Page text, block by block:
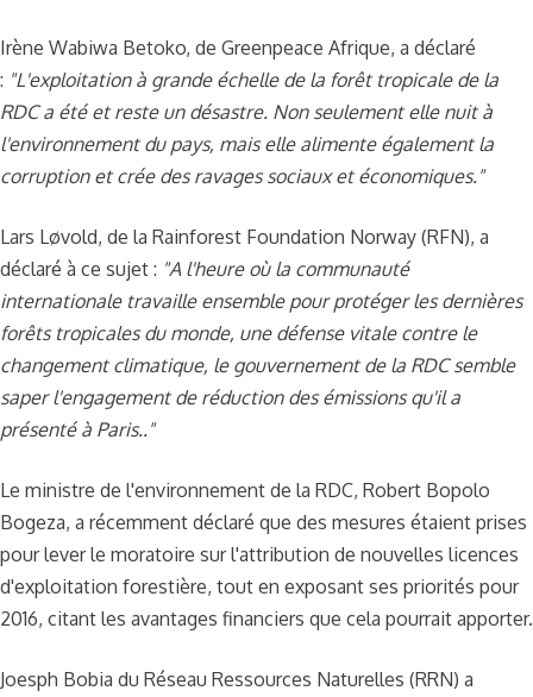
Irène Wabiwa Betoko, de Greenpeace Afrique, a déclaré
: "L'exploitation à grande échelle de la forêt tropicale de la
RDC a été et reste un désastre. Non seulement elle nuit à
l'environnement du pays, mais elle alimente également la
corruption et crée des ravages sociaux et économiques."
Lars Løvold, de la Rainforest Foundation Norway (RFN), a
déclaré à ce sujet : "A l'heure où la communauté
internationale travaille ensemble pour protéger les dernières
forêts tropicales du monde, une défense vitale contre le
changement climatique, le gouvernement de la RDC semble
saper l'engagement de réduction des émissions qu'il a
présenté à Paris.."
Le ministre de l'environnement de la RDC, Robert Bopolo
Bogeza, a récemment déclaré que des mesures étaient prises
pour lever le moratoire sur l'attribution de nouvelles licences
d'exploitation forestière, tout en exposant ses priorités pour
2016, citant les avantages financiers que cela pourrait apporter.
Joesph Bobia du Réseau Ressources Naturelles (RRN) a